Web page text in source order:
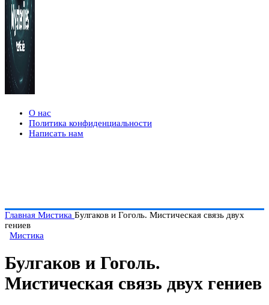
О нас
Политика конфиденциальности
Написать нам
Главная Мистика Булгаков и Гоголь. Мистическая связь двух
гениев
Мистика
Булгаков и Гоголь.
Мистическая связь двух гениев